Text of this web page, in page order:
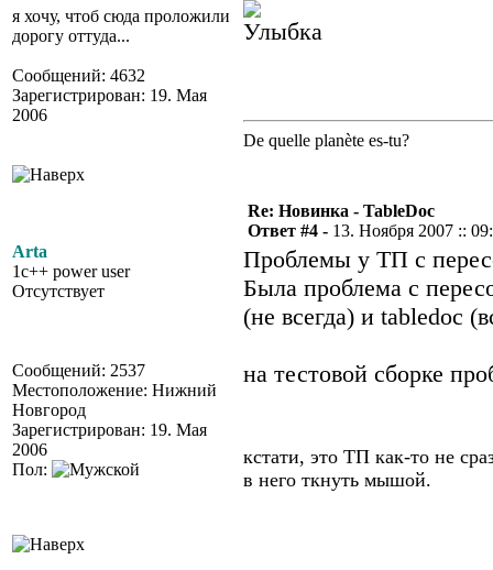
я хочу, чтоб сюда проложили
дорогу оттуда...
Сообщений: 4632
Зарегистрирован: 19. Мая
2006
De quelle planète es-tu?
Arta
1c++ power user
Отсутствует
Сообщений: 2537
Местоположение: Нижний
Новгород
Зарегистрирован: 19. Мая
2006
Пол:
Re: Новинка - TableDoc
Ответ #4 - 13. Ноября 2007 ::
Проблемы у ТП с
Была проблема с
(не всегда) и tabledoc
на тестовой сборке
кстати, это ТП как-то не
в него ткнуть мышой.